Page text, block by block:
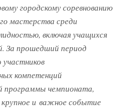
городскому соревнованию
мастерства среди
включая учащихся
За прошедший период
участников
компетенций
программы чемпионата,
и важное событие